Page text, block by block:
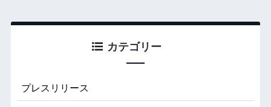
カテゴリー
プレスリリース